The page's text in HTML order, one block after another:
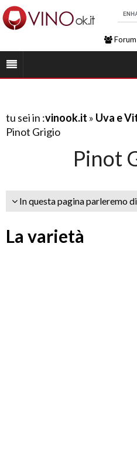
Forum
tu sei in :vinook.it » Uva e
Pinot Grigio
Pinot
In questa pagina parleremo
La varietà